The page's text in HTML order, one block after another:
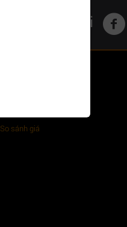
Mạng xã hội
So sánh giá